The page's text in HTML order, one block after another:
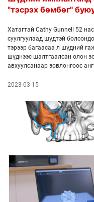
"тэсрэх бөмбөг"
Хатагтай Cathy Gunnell 52
суулгуулаад шүдтэй
тэрээр багаасаа л шүдний
шүднээс шалтгаалсан олон
авхуулсанаар зовлонгоос
2023-03-15